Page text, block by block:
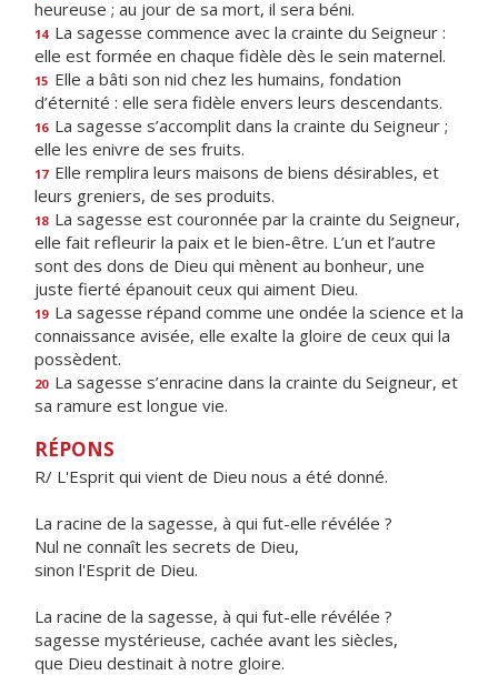
heureuse ; au jour de sa mort, il sera béni.
14 La sagesse commence avec la crainte du Seigneur :
elle est formée en chaque fidèle dès le sein maternel.
15 Elle a bâti son nid chez les humains, fondation
d’éternité : elle sera fidèle envers leurs descendants.
16 La sagesse s’accomplit dans la crainte du Seigneur ;
elle les enivre de ses fruits.
17 Elle remplira leurs maisons de biens désirables, et
leurs greniers, de ses produits.
18 La sagesse est couronnée par la crainte du Seigneur,
elle fait refleurir la paix et le bien-être. L’un et l’autre
sont des dons de Dieu qui mènent au bonheur, une
juste fierté épanouit ceux qui aiment Dieu.
19 La sagesse répand comme une ondée la science et la
connaissance avisée, elle exalte la gloire de ceux qui la
possèdent.
20 La sagesse s’enracine dans la crainte du Seigneur, et
sa ramure est longue vie.
RÉPONS
R/ L'Esprit qui vient de Dieu nous a été donné.
La racine de la sagesse, à qui fut-elle révélée ?
Nul ne connaît les secrets de Dieu,
sinon l'Esprit de Dieu.
La racine de la sagesse, à qui fut-elle révélée ?
sagesse mystérieuse, cachée avant les siècles,
que Dieu destinait à notre gloire.